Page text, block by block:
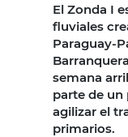
El Zonda I
fluviales
Paraguay-
semana
parte de
agilizar el
primarios.